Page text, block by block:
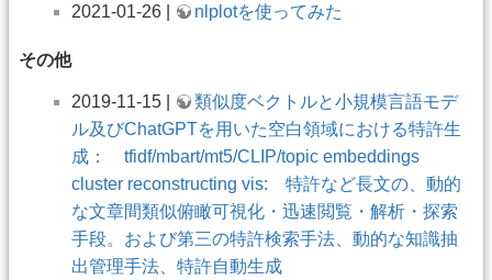
2021-01-26 |
nlplotを使ってみた
その他
2019-11-15 |
類似度ベクトルと小規模言語モデ
ル及びChatGPTを用いた空白領域における特許生
成： tfidf/mbart/mt5/CLIP/topic embeddings
cluster reconstructing vis: 特許など長文の、動的
な文章間類似俯瞰可視化・迅速閲覧・解析・探索
手段。および第三の特許検索手法、動的な知識抽
出管理手法、特許自動生成